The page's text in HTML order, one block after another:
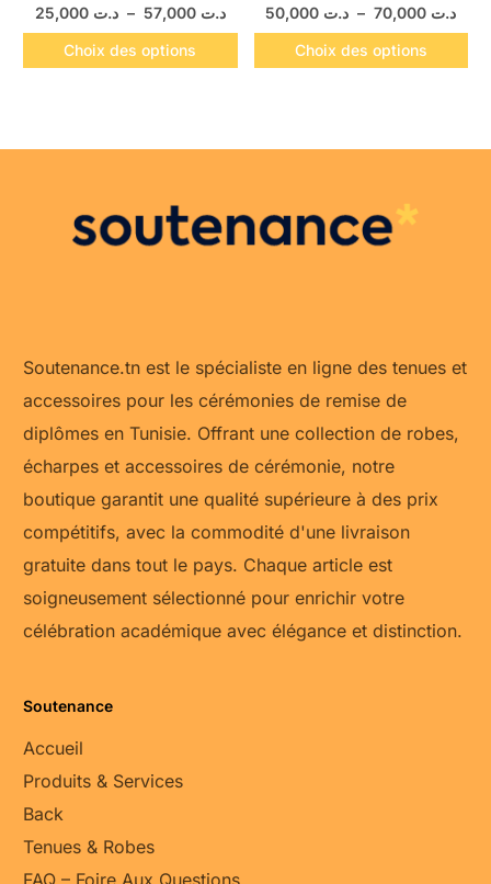
د.ت 25,000 – د.ت 57,000
Choix des options
د.ت – د.ت
Choix des options
Soutenance.tn est le spécialiste en ligne des tenues et
accessoires pour les cérémonies de remise de
diplômes en Tunisie. Offrant une collection de robes,
écharpes et accessoires de cérémonie, notre
boutique garantit une qualité supérieure à des prix
compétitifs, avec la commodité d'une livraison
gratuite dans tout le pays. Chaque article est
soigneusement sélectionné pour enrichir votre
célébration académique avec élégance et distinction.
Soutenance
Accueil
Produits & Services
Back
Tenues & Robes
FAQ – Foire Aux Questions